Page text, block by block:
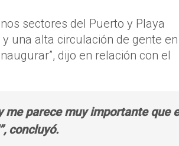
sectores del Puerto y Playa
una alta circulación de gente en
dijo en relación con el
me parece muy importante que
concluyó.